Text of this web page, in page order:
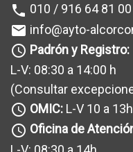
phone 010 / 916 64 81 00
mail info@ayto-
query_builder Padrón y Registro:
L-V: 08:30 a 14:00 h
(Consultar
query_builder OMIC: L-V 10 a 13h
query_builder Oficina de